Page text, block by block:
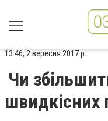
13:46, 2 вересня 2017 р.
Чи
швидкісних